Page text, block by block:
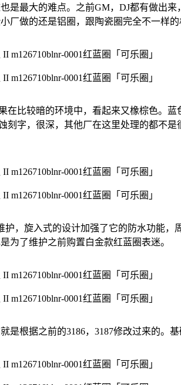
是最大的难点。之前GM，DJ都有做出
厂做的还是铝圈，跟陶瓷圈完全不一样的
在比较暗的环境中，看起来又橡棕色。
刻字，很深，其他厂在这里处理的都不
护，旋入式的设计加强了它的防水功能
为了维护之前购置白金款红蓝圈表迷。
是根据之前的3186，3187修改过来的。